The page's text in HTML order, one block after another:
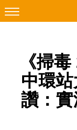
Facebook
科技焦點
網絡生活
《掃
中環
讚：